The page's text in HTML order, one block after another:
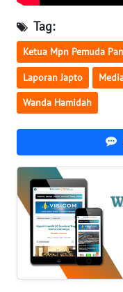
Tag:
Ketua Mpn Pemuda
Laporan Japto
Wanda Hamidah
TANGERANG
WN
BINJAI
WN
INDRAMAYU
WN
KUNINGAN
WN